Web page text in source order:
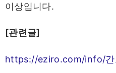
이상입니다.
[관련글]
https://eziro.com/info/간